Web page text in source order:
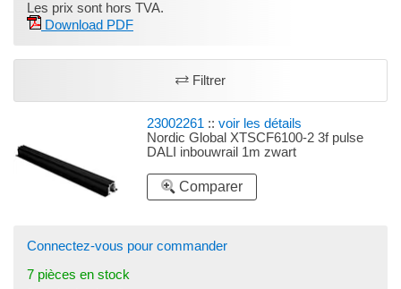
Les prix sont hors TVA.
Download PDF
Filtrer
23002261 ::voir les détails
Nordic Global XTSCF6100-2 3f pulse
DALI inbouwrail 1m zwart
Comparer
Connectez-vous pour commander
7 pièces en stock